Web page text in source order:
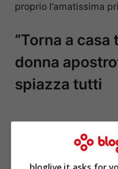
proprio l’amatissima
“Torna a casa
donna
spiazza tutti